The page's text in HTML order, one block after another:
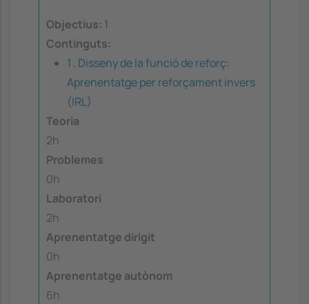
Objectius: 1
Continguts:
1 . Disseny de la funció de reforç:
Aprenentatge per reforçament invers
(IRL)
Teoria
2h
Problemes
0h
Laboratori
2h
Aprenentatge dirigit
0h
Aprenentatge autònom
6h